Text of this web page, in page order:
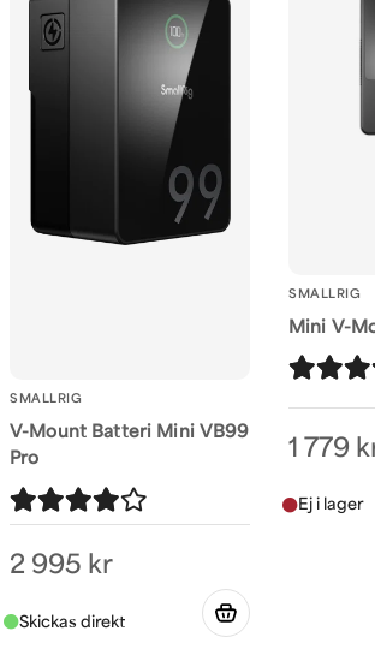
SMALLRIG
V-Mount Batteri Mini VB99
Pro
2 995 kr
SMALLRIG
Mini V-
1 779